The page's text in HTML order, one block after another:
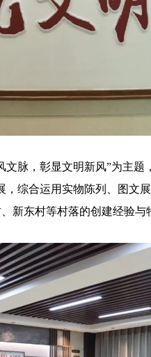
，彰显文明新风”为主题
，综合运用实物陈列、图文
新东村等村落的创建经验与